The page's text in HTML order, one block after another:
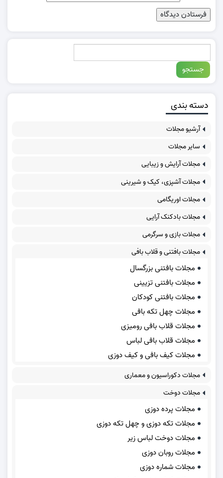
دسته بندی
آرشیو مجلات
سایر مجلات
مجلات آرایش و زیبایی
مجلات آشپزی، کیک و شیرینی
مجلات اوریگامی
مجلات بادکنک آرایی
مجلات بازی و سرگرمی
مجلات بافتنی و قلاب بافی
مجلات بافتنی بزرگسال
مجلات بافتنی تزیینی
مجلات بافتنی کودکان
مجلات چهل تکه بافی
مجلات قلاب بافی رومیزی
مجلات قلاب بافی لباس
مجلات کیف بافی و کیف دوزی
مجلات دکوراسیون و معماری
مجلات دوخت
مجلات پرده دوزی
مجلات تکه دوزی و چهل تکه دوزی
مجلات دوخت لباس زیر
مجلات روبان دوزی
مجلات شماره دوزی